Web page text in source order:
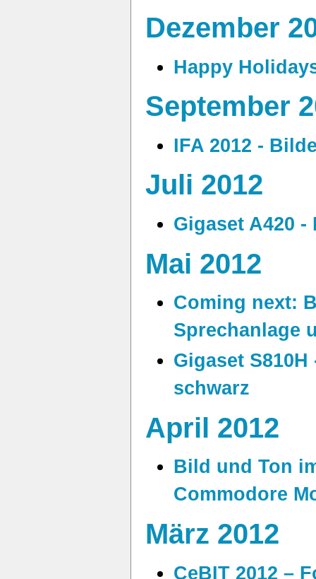
Dezember
Happy
September
IFA 2012 -
Juli 2012
Gigaset A420
Mai 2012
Coming next:
Sprechanlage
Gigaset
schwarz
April 2012
Bild und Ton
Commodore
März 2012
CeBIT 2012 –